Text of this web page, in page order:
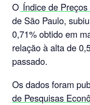
O Índice de
de São Paulo,
0,71% obtido em
relação à alta de
passado.
Os dados foram
de Pesquisas